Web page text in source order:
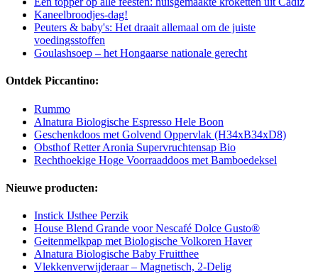
Kaneelbroodjes-dag!
Peuters & baby's: Het draait allemaal om de juiste
voedingsstoffen
Goulashsoep – het Hongaarse nationale gerecht
Ontdek Piccantino:
Rummo
Alnatura Biologische Espresso Hele Boon
Geschenkdoos met Golvend Oppervlak (H34xB34xD8)
Obsthof Retter Aronia Supervruchtensap Bio
Rechthoekige Hoge Voorraaddoos met Bamboedeksel
Nieuwe producten:
Instick IJsthee Perzik
House Blend Grande voor Nescafé Dolce Gusto®
Geitenmelkpap met Biologische Volkoren Haver
Alnatura Biologische Baby Fruitthee
Vlekkenverwijderaar – Magnetisch, 2-Delig